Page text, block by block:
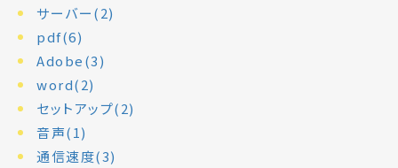
サーバー(2)
pdf(6)
Adobe(3)
word(2)
セットアップ(2)
音声(1)
通信速度(3)